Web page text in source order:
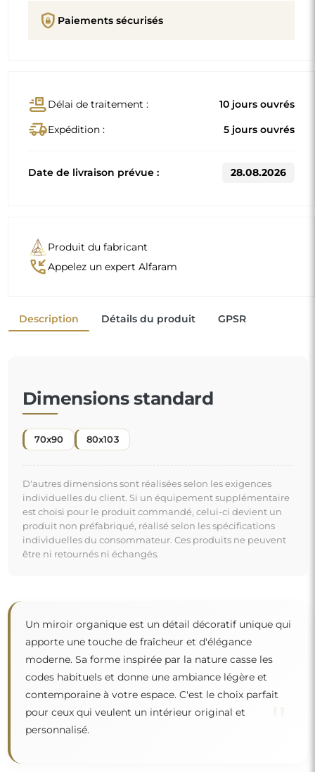
shield_lock Paiements sécurisés
conveyor_beltDélai de traitement : 10 jours ouvrés
delivery_truck_speedExpédition : 5 jours ouvrés
Date de livraison prévue : 28.08.2026
Produit du fabricant
phone_callbackAppelez un expert Alfaram
Description Détails du produit GPSR
Dimensions standard
70x90 80x103
D'autres dimensions sont réalisées selon les exigences
individuelles du client. Si un équipement supplémentaire
est choisi pour le produit commandé, celui-ci devient un
produit non préfabriqué, réalisé selon les spécifications
individuelles du consommateur. Ces produits ne peuvent
être ni retournés ni échangés.
Un miroir organique est un détail décoratif unique qui
apporte une touche de fraîcheur et d'élégance
moderne. Sa forme inspirée par la nature casse les
codes habituels et donne une ambiance légère et
contemporaine à votre espace. C'est le choix parfait
pour ceux qui veulent un intérieur original et
personnalisé.